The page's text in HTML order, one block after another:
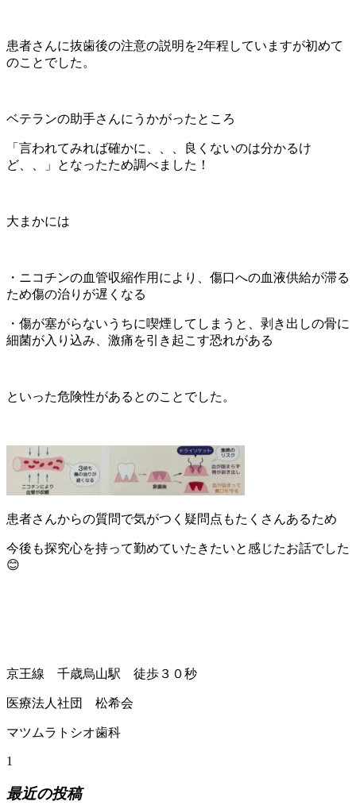
患者さんに抜歯後の注意の説明を2年程していますが初めて
のことでした。
ベテランの助手さんにうかがったところ
「言われてみれば確かに、、、良くないのは分かるけ
ど、、」となったため調べました！
大まかには
・ニコチンの血管収縮作用により、傷口への血液供給が滞る
ため傷の治りが遅くなる
・傷が塞がらないうちに喫煙してしまうと、剥き出しの骨に
細菌が入り込み、激痛を引き起こす恐れがある
といった危険性があるとのことでした。
患者さんからの質問で気がつく疑問点もたくさんあるため
今後も探究心を持って勤めていたきたいと感じたお話でした
😊
京王線 千歳烏山駅 徒歩３０秒
医療法人社団 松希会
マツムラトシオ歯科
1
最近の投稿